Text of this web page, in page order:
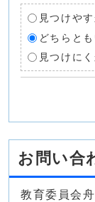
見つけや
どちらと
見つけに
お問い合
教育委員会